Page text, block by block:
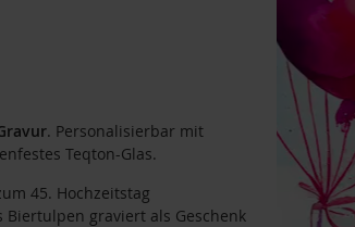
. Personalisierbar mit
Teqton-Glas.
45. Hochzeitstag
Biertulpen graviert als Geschenk